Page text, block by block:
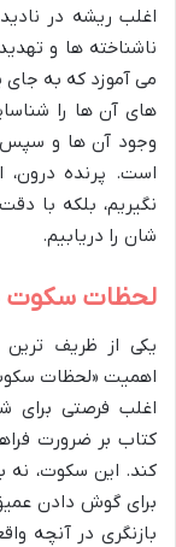
اغلب ریشه در
ناشناخته ها و
می آموزد که به جای
های آن ها را
وجود آن ها و سپس
است. پرنده درون،
نگیریم، بلکه با
شان را دریابیم.
لحظات سکوت
یکی از ظریف ترین
اهمیت «لحظات
اغلب فرصتی برای
کتاب بر ضرورت
کند. این سکوت، نه
برای گوش دادن
بازنگری در آنچه